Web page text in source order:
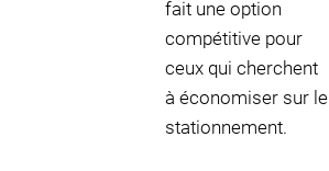
fait une option
compétitive pour
ceux qui cherchent
à économiser sur le
stationnement.